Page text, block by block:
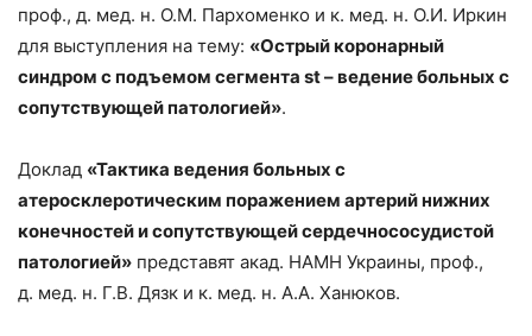
проф., д. мед. н. О.М. Пархоменко и к. мед. н. О.И. Иркин
для выступления на тему: «Острый коронарный
синдром с подъемом сегмента st – ведение больных с
сопутствующей патологией».
Доклад «Тактика ведения больных с
атеросклеротическим поражением артерий нижних
конечностей и сопутствующей сердечнососудистой
патологией» представят акад. НАМН Украины, проф.,
д. мед. н. Г.В. Дязк и к. мед. н. А.А. Ханюков.